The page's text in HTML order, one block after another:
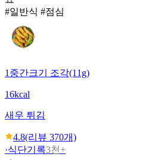
#일반식 #점심
1중간크기 조각(11g)
16kcal
새우 튀김
4.8(리뷰 370개)
·식단기록3천+